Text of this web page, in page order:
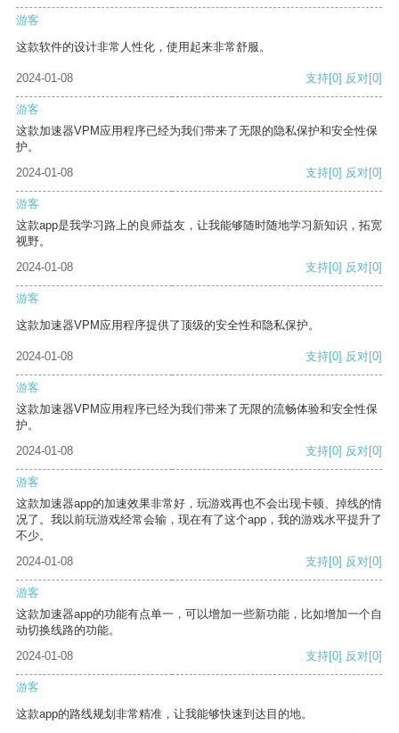
游客
这款软件的设计非常人性化，使用起来非常舒服。
2024-01-08 支持[0] 反对[0]
游客
这款加速器VPM应用程序已经为我们带来了无限的隐私保护和安全性保
护。
2024-01-08
支持[0] 反对[0]
游客
这款app是我学习路上的良师益友，让我能够随时随地学习新知识，拓宽
视野。
2024-01-08
支持[0] 反对[0]
游客
这款加速器VPM应用程序提供了顶级的安全性和隐私保护。
2024-01-08 支持[0] 反对[0]
游客
这款加速器VPM应用程序已经为我们带来了无限的流畅体验和安全性保
护。
2024-01-08
支持[0] 反对[0]
游客
这款加速器app的加速效果非常好，玩游戏再也不会出现卡顿、掉线的情
况了。我以前玩游戏经常会输，现在有了这个app，我的游戏水平提升了
不少。
2024-01-08
支持[0] 反对[0]
游客
这款加速器app的功能有点单一，可以增加一些新功能，比如增加一个自
动切换线路的功能。
2024-01-08
支持[0] 反对[0]
游客
这款app的路线规划非常精准，让我能够快速到达目的地。